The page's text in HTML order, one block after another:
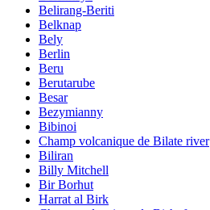
Belirang-Beriti
Belknap
Bely
Berlin
Beru
Berutarube
Besar
Bezymianny
Bibinoi
Champ volcanique de Bilate river
Biliran
Billy Mitchell
Bir Borhut
Harrat al Birk